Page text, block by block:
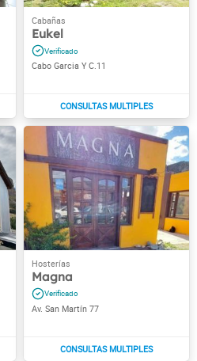
Eukel
Cabo Garcia Y C.11
Magna
Av. San Martín 77